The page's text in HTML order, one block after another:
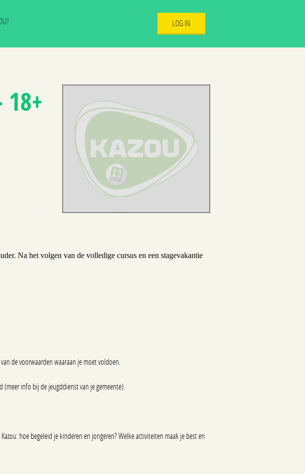
LOG IN
18+
Na het volgen van de volledige cursus en een stagevakantie
de voorwaarden waaraan je moet voldoen.
info bij de jeugddienst van je gemeente).
hoe begeleid je kinderen en jongeren? Welke activiteiten maak je best en